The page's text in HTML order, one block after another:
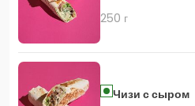
250 г
Чизи с сыром